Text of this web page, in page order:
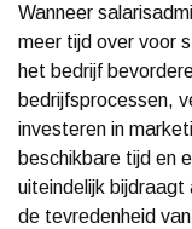
Wanneer
meer tijd over voor
het bedrijf
bedrijfsprocessen,
investeren in
beschikbare tijd en
uiteindelijk bijdraagt
de tevredenheid